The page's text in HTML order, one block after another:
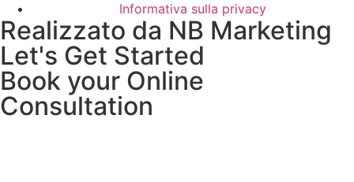
Informativa sulla privacy
Realizzato da NB Marketing
Let's Get Started
Book your Online
Consultation